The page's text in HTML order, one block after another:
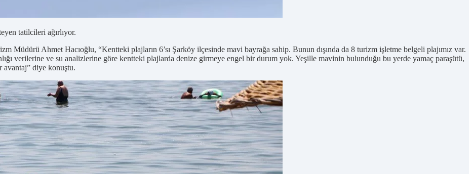
tatilcileri ağırlıyor.
Müdürü Ahmet Hacıoğlu, “Kentteki plajların 6’sı Şarköy ilçesinde mavi bayrağa sahip. Bunun dışında da 8 turizm işletme belgeli plajımız var.
verilerine ve su analizlerine göre kentteki plajlarda denize girmeye engel bir durum yok. Yeşille mavinin bulunduğu bu yerde yamaç paraşütü,
avantaj” diye konuştu.